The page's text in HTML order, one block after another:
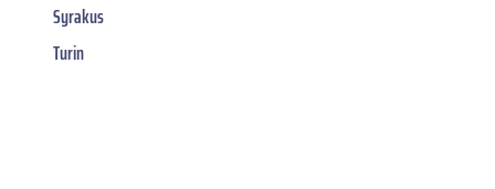
Syrakus
Turin